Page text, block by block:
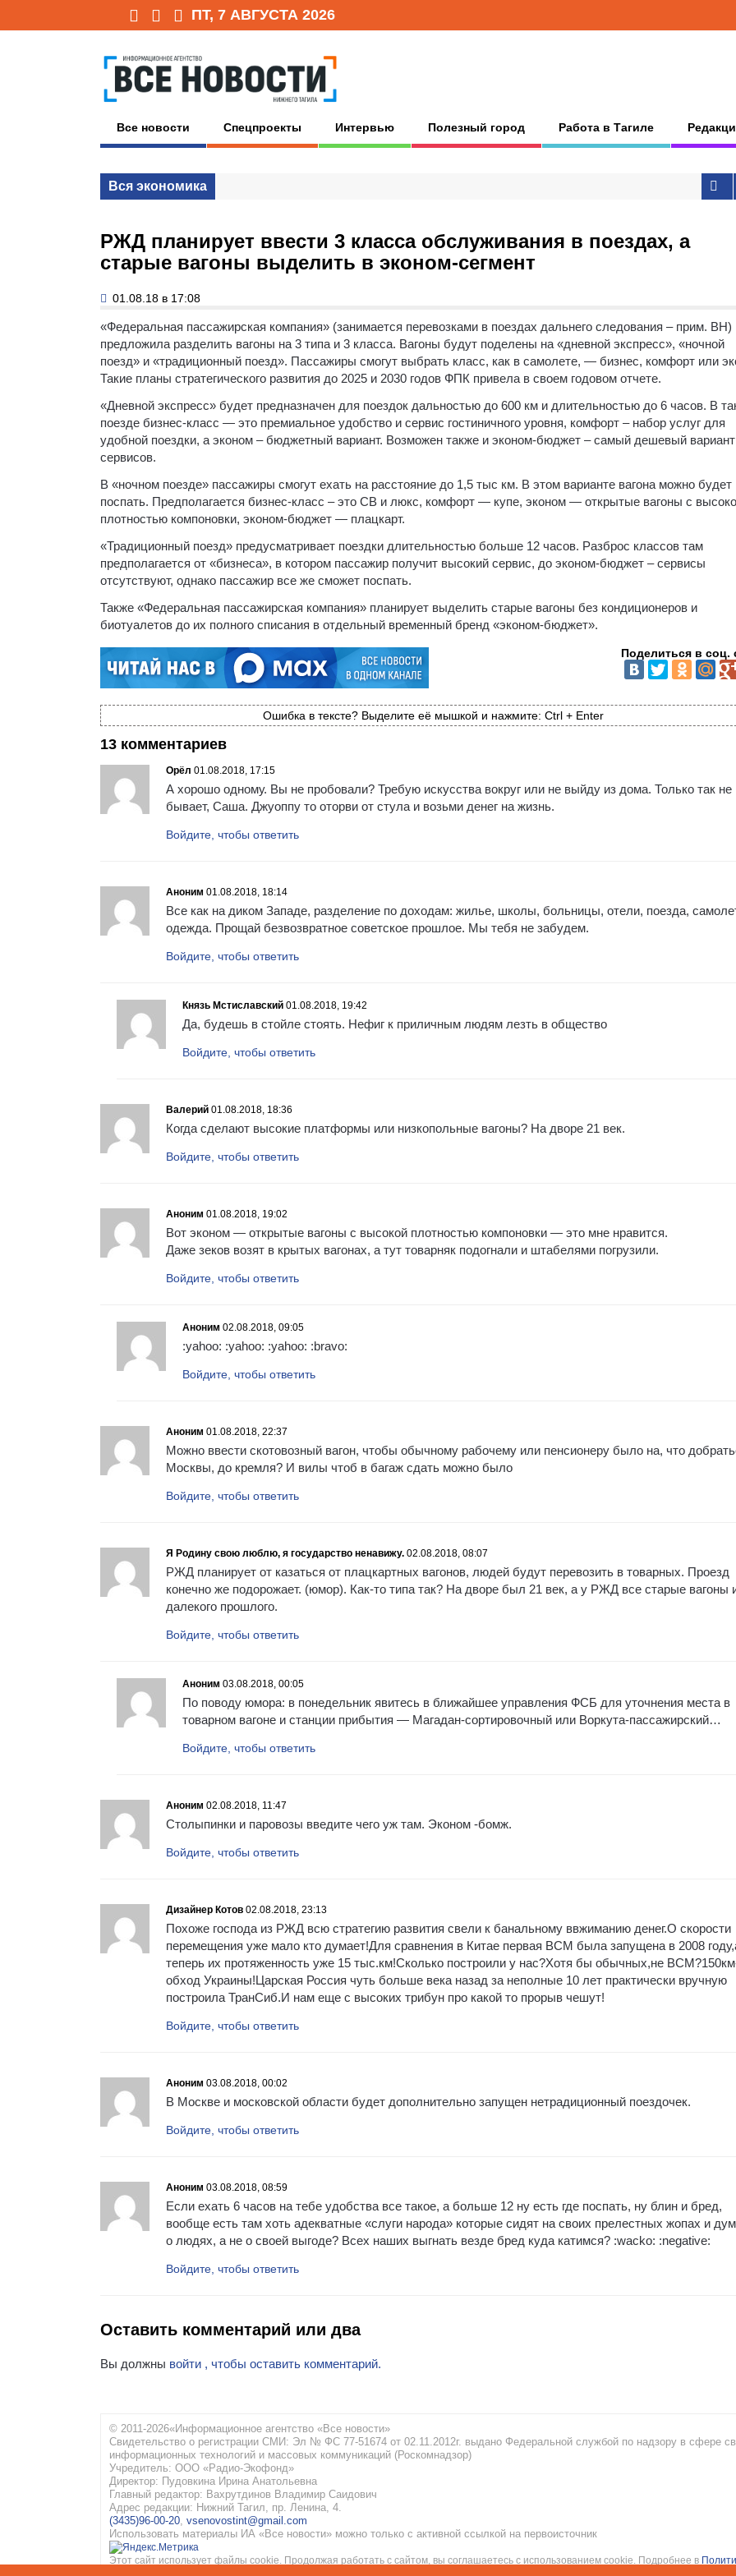
ПТ, 7 АВГУСТА 2026
Все новости Спецпроекты Интервью Полезный город Работа в Тагиле
Вся экономика
РЖД планирует ввести 3 класса обслуживания в поездах, а
старые вагоны выделить в эконом-сегмент
01.08.18 в 17:08
«Федеральная пассажирская компания» (занимается перевозками в поездах дальнего следования – прим. ВН)
предложила разделить вагоны на 3 типа и 3 класса. Вагоны будут поделены на «дневной экспресс», «ночной
поезд» и «традиционный поезд». Пассажиры смогут выбрать класс, как в самолете, — бизнес, комфорт или
Такие планы стратегического развития до 2025 и 2030 годов ФПК привела в своем годовом отчете.
«Дневной экспресс» будет предназначен для поездок дальностью до 600 км и длительностью до 6 часов. В
поезде бизнес-класс — это премиальное удобство и сервис гостиничного уровня, комфорт – набор услуг для
удобной поездки, а эконом – бюджетный вариант. Возможен также и эконом-бюджет – самый дешевый
сервисов.
В «ночном поезде» пассажиры смогут ехать на расстояние до 1,5 тыс км. В этом варианте вагона можно будет
поспать. Предполагается бизнес-класс – это СВ и люкс, комфорт — купе, эконом — открытые вагоны с
плотностью компоновки, эконом-бюджет — плацкарт.
«Традиционный поезд» предусматривает поездки длительностью больше 12 часов. Разброс классов там
предполагается от «бизнеса», в котором пассажир получит высокий сервис, до эконом-бюджет – сервисы
отсутствуют, однако пассажир все же сможет поспать.
Также «Федеральная пассажирская компания» планирует выделить старые вагоны без кондиционеров и
биотуалетов до их полного списания в отдельный временный бренд «эконом-бюджет».
Поделиться в соц.
Ошибка в тексте? Выделите её мышкой и нажмите: Ctrl + Enter
13 комментариев
Орёл 01.08.2018, 17:15
А хорошо одному. Вы не пробовали? Требую искусства вокруг или не выйду из дома. Только так не
бывает, Саша. Джуоппу то оторви от стула и возьми денег на жизнь.
Войдите, чтобы ответить
Аноним 01.08.2018, 18:14
Все как на диком Западе, разделение по доходам: жилье, школы, больницы, отели, поезда,
одежда. Прощай безвозвратное советское прошлое. Мы тебя не забудем.
Войдите, чтобы ответить
Князь Мстиславский 01.08.2018, 19:42
Да, будешь в стойле стоять. Нефиг к приличным людям лезть в общество
Войдите, чтобы ответить
Валерий 01.08.2018, 18:36
Когда сделают высокие платформы или низкопольные вагоны? На дворе 21 век.
Войдите, чтобы ответить
Аноним 01.08.2018, 19:02
Вот эконом — открытые вагоны с высокой плотностью компоновки — это мне нравится.
Даже зеков возят в крытых вагонах, а тут товарняк подогнали и штабелями погрузили.
Войдите, чтобы ответить
Аноним 02.08.2018, 09:05
:yahoo: :yahoo: :yahoo: :bravo:
Войдите, чтобы ответить
Аноним 01.08.2018, 22:37
Можно ввести скотовозный вагон, чтобы обычному рабочему или пенсионеру было на, что
Москвы, до кремля? И вилы чтоб в багаж сдать можно было
Войдите, чтобы ответить
Я Родину свою люблю, я государство ненавижу. 02.08.2018, 08:07
РЖД планирует от казаться от плацкартных вагонов, людей будут перевозить в товарных. Проезд
конечно же подорожает. (юмор). Как-то типа так? На дворе был 21 век, а у РЖД все старые вагоны
далекого прошлого.
Войдите, чтобы ответить
Аноним 03.08.2018, 00:05
По поводу юмора: в понедельник явитесь в ближайшее управления ФСБ для уточнения места в
товарном вагоне и станции прибытия — Магадан-сортировочный или Воркута-пассажирский…
Войдите, чтобы ответить
Аноним 02.08.2018, 11:47
Столыпинки и паровозы введите чего уж там. Эконом -бомж.
Войдите, чтобы ответить
Дизайнер Котов 02.08.2018, 23:13
Похоже господа из РЖД всю стратегию развития свели к банальному ввжиманию денег.О скорости
перемещения уже мало кто думает!Для сравнения в Китае первая ВСМ была запущена в 2008
теперь их протяженность уже 15 тыс.км!Сколько построили у нас?Хотя бы обычных,не
обход Украины!Царская Россия чуть больше века назад за неполные 10 лет практически вручную
построила ТранСиб.И нам еще с высоких трибун про какой то прорыв чешут!
Войдите, чтобы ответить
Аноним 03.08.2018, 00:02
В Москве и московской области будет дополнительно запущен нетрадиционный поездочек.
Войдите, чтобы ответить
Аноним 03.08.2018, 08:59
Если ехать 6 часов на тебе удобства все такое, а больше 12 ну есть где поспать, ну блин и бред,
вообще есть там хоть адекватные «слуги народа» которые сидят на своих прелестных жопах и
о людях, а не о своей выгоде? Всех наших выгнать везде бред куда катимся? :wacko: :negative:
Войдите, чтобы ответить
Оставить комментарий или два
Вы должны войти , чтобы оставить комментарий.
© 2011-2026«Информационное агентство «Все новости»
Свидетельство о регистрации СМИ: Эл № ФС 77-51674 от 02.11.2012г. выдано Федеральной службой по надзору в сфере
информационных технологий и массовых коммуникаций (Роскомнадзор)
Учредитель: ООО «Радио-Экофонд»
Директор: Пудовкина Ирина Анатольевна
Главный редактор: Вахрутдинов Владимир Саидович
Адрес редакции: Нижний Тагил, пр. Ленина, 4.
(3435)96-00-20 vsenovostint@gmail.com
Использовать материалы ИА «Все новости» можно только с активной ссылкой на первоисточник
Этот сайт использует файлы cookie. Продолжая работать с сайтом, вы соглашаетесь с использованием cookie. Подробнее в